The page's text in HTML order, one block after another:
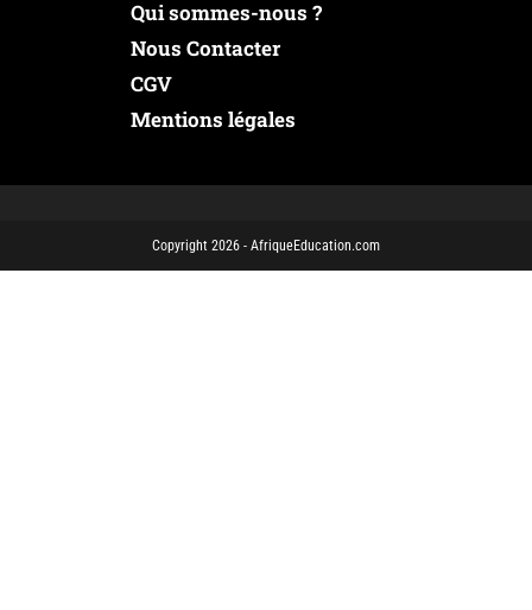
Qui sommes-nous ?
Nous Contacter
CGV
Mentions légales
Copyright 2026 - AfriqueEducation.com